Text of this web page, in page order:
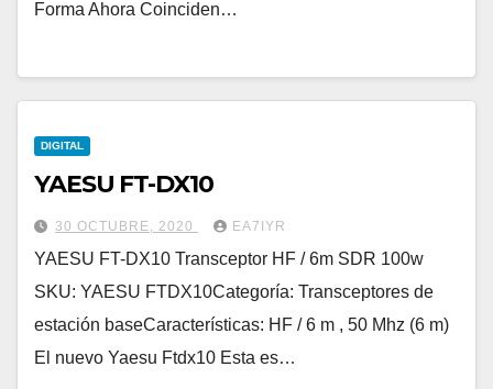
Forma Ahora Coinciden…
DIGITAL
YAESU FT-DX10
30 OCTUBRE, 2020 EA7IYR
YAESU FT-DX10 Transceptor HF / 6m SDR 100w
SKU: YAESU FTDX10Categoría: Transceptores de
estación baseCaracterísticas: HF / 6 m , 50 Mhz (6 m)
El nuevo Yaesu Ftdx10 Esta es…